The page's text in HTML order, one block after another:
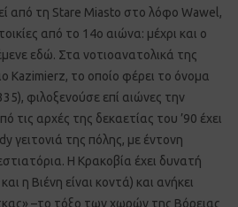
από τη Stare Miasto στο λόφο Wawel,
από το 14ο αιώνα: μέχρι και ο
εδώ. Στα νοτιοανατολικά της
Kazimierz, το οποίο φέρει το όνομα
φιλοξενούσε επί αιώνες την
τις αρχές της δεκαετίας του ’90 έχει
γειτονιά της πόλης, με έντονη
Η Κρακοβία έχει δυνατή
η Βιένη είναι κοντά) και ανήκει
–το τόξο των χωρών της Βόρειας